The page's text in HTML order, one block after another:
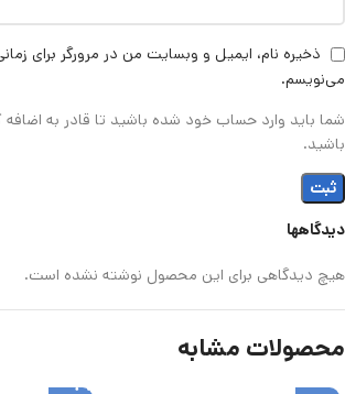
دیدگاهها
هیچ دیدگاهی برای این محصول نوشته نشده است.
ذخیره نام، ایمیل و وبسایت من در مرورگر برای
می‌نویسم.
شما باید وارد حساب خود شده باشید تا قادر به اضافه
باشید.
محصولات مشابه